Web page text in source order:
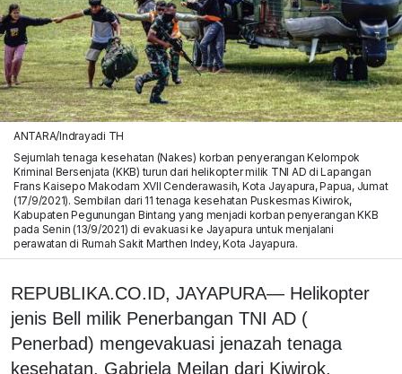
ANTARA/Indrayadi TH
Sejumlah tenaga kesehatan (Nakes) korban penyerangan Kelompok
Kriminal Bersenjata (KKB) turun dari helikopter milik TNI AD di Lapangan
Frans Kaisepo Makodam XVII Cenderawasih, Kota Jayapura, Papua, Jumat
(17/9/2021). Sembilan dari 11 tenaga kesehatan Puskesmas Kiwirok,
Kabupaten Pegunungan Bintang yang menjadi korban penyerangan KKB
pada Senin (13/9/2021) di evakuasi ke Jayapura untuk menjalani
perawatan di Rumah Sakit Marthen Indey, Kota Jayapura.
REPUBLIKA.CO.ID, JAYAPURA— Helikopter
jenis Bell milik Penerbangan TNI AD (
Penerbad) mengevakuasi jenazah tenaga
kesehatan, Gabriela Meilan dari Kiwirok,